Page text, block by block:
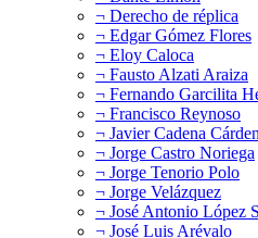
¬ Derecho de réplica
¬ Edgar Gómez Flores
¬ Eloy Caloca
¬ Fausto Alzati Araiza
¬ Fernando Garcilita
¬ Francisco Reynoso
¬ Javier Cadena
¬ Jorge Castro Noriega
¬ Jorge Tenorio Polo
¬ Jorge Velázquez
¬ José Antonio López
¬ José Luis Arévalo